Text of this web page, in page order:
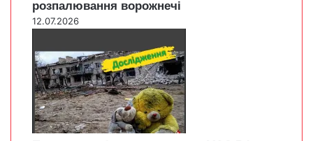
розпалювання ворожнечі
12.07.2026